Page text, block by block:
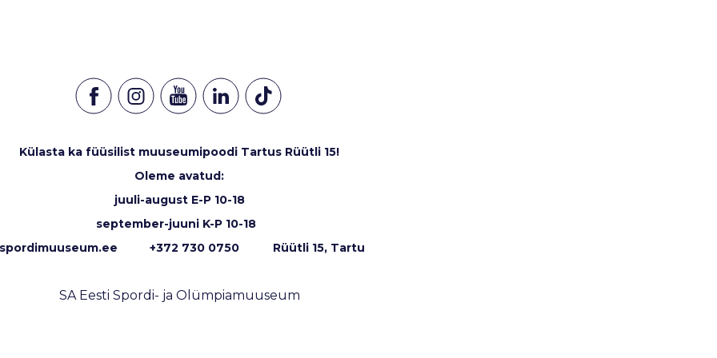
Külasta ka füüsilist muuseumipoodi Tartus Rüütli 15!
Oleme avatud:
juuli-august E-P 10-18
september-juuni K-P 10-18
+372 730 0750 Rüütli 15, Tartu
SA Eesti Spordi- ja Olümpiamuuseum